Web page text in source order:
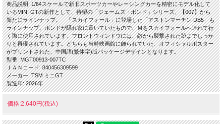
商品説明: 1/64スケールで新旧スポーツカーやレーシングカーを精密にモデル化して
いるMINI GTの新作として、待望の「ジェームズ・ボンド」シリーズ、【007】から
新たにラインナップ。 「スカイフォール」に登場した「アストンマーチン DB5」も
ラインナップ。ボンドが隠れ家に置いていたもので、Ｍをスカイフォールへ連れて行
く際に使用されています。フロントウィンドウには、敵から襲撃された跡までしっか
りと再現されています。どちらも当時映画館に飾られていた、オフィシャルポスター
がプリントされた、中国語(繁体字)版パッケージデザインとなります。
型番: MGT00913-007TC
ＪＡＮコード: 840456309599
メーカー: TSM ミニGT
製造年: 2026年
価格:2,640円(税込)